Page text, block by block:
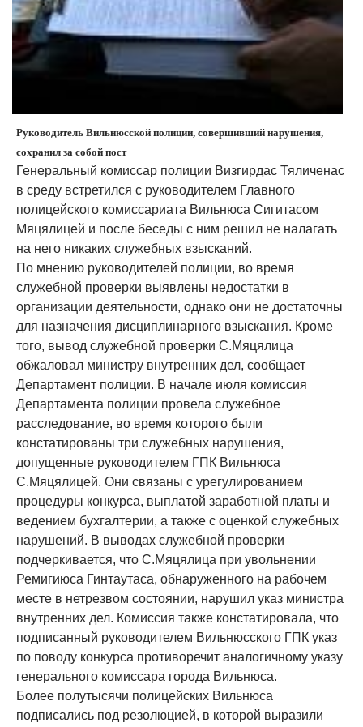
Руководитель Вильнюсской полиции, совершивший нарушения,
сохранил за собой пост
Генеральный комиссар полиции Визгирдас Тяличенас
в среду встретился с руководителем Главного
полицейского комиссариата Вильнюса Сигитасом
Мяцялицей и после беседы с ним решил не налагать
на него никаких служебных взысканий.
По мнению руководителей полиции, во время
служебной проверки выявлены недостатки в
организации деятельности, однако они не достаточны
для назначения дисциплинарного взыскания. Кроме
того, вывод служебной проверки С.Мяцялица
обжаловал министру внутренних дел, сообщает
Департамент полиции. В начале июля комиссия
Департамента полиции провела служебное
расследование, во время которого были
констатированы три служебных нарушения,
допущенные руководителем ГПК Вильнюса
С.Мяцялицей. Они связаны с урегулированием
процедуры конкурса, выплатой заработной платы и
ведением бухгалтерии, а также с оценкой служебных
нарушений. В выводах служебной проверки
подчеркивается, что С.Мяцялица при увольнении
Ремигиюса Гинтаутаса, обнаруженного на рабочем
месте в нетрезвом состоянии, нарушил указ министра
внутренних дел. Комиссия также констатировала, что
подписанный руководителем Вильнюсского ГПК указ
по поводу конкурса противоречит аналогичному указу
генерального комиссара города Вильнюса.
Более полутысячи полицейских Вильнюса
подписались под резолюцией, в которой выразили